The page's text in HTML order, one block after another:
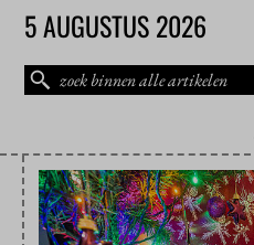
5 AUGUSTUS 2026